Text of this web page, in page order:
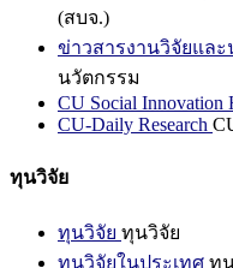
(สบจ.)
ข่าวสารงานวิจัยและ
นวัตกรรม
CU Social Innovation
CU-Daily Research
ทุนวิจัย
ทุนวิจัย ทุนวิจัย
ทุนวิจัยในประเทศ ทุ